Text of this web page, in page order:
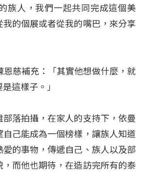
族人，我們一起共同完成這個美
我的個展或者從我的嘴巴，來分享
慈補充：「其實他想做什麼，就
這樣子。」
部落拍攝，在家人的支持下，依曼
自己能成為一個榜樣，讓族人知道
愛的事物，傳遞自己、族人以及部
，而他也期待，在造訪完所有的泰